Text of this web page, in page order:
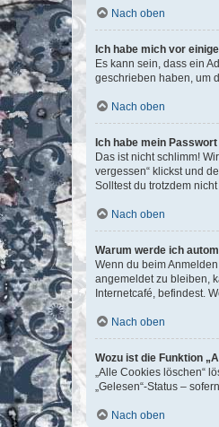
Nach oben
Ich habe mich vor
Es kann sein, dass ein
geschrieben haben, um
Nach oben
Ich habe mein
Das ist nicht schlimm!
vergessen“ klickst und
Solltest du trotzdem
Nach oben
Warum werde ich
Wenn du beim
angemeldet zu bleiben,
Internetcafé, befindest.
Nach oben
Wozu ist die Funktion
„Alle Cookies löschen“
„Gelesen“-Status –
Nach oben